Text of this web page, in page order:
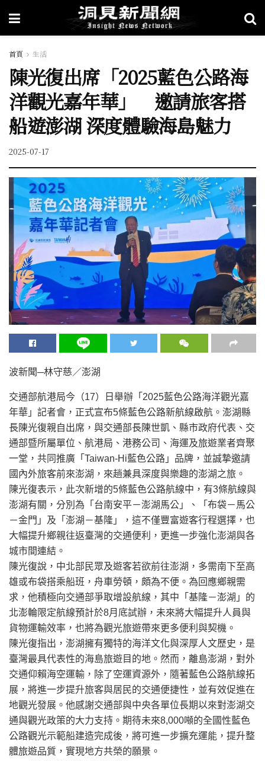
首頁 生活
陳光復出席「2025藍色公路海
洋觀光嘉年華」 邀請旅客搭
船遊澎湖 深度體驗海島魅力
2025-07-17
波新聞─林守慈／澎湖
交通部航港局今（17）日舉辦「2025藍色公路海洋觀光嘉
年華」記者會，正式宣布5條藍色公路新航線啟航。澎湖縣
長陳光復親自出席，與交通部長陳世凱、縣市政府代表、交
通部暨所屬單位、航港局、港務公司、海運及旅遊業者齊聚
一堂，共同推廣「Taiwan-Hi藍色公路」品牌，並誠摯邀請
國內外旅客前來澎湖，來趟兼具深度與樂趣的澎湖之旅。
陳光復表示，此次新增的5條藍色公路航線中，有3條航線與
澎湖有關，分別為「台南安平－澎湖馬公」、「布袋－馬公
－金門」及「澎湖－基隆」，這不僅豐富遊客行程選擇，也
大幅提升鄉親往返臺灣的交通便利，更進一步強化澎湖與各
城市間連結。
陳光復說，中北部民眾及遊客若欲前往澎湖，多需南下至高
雄或布袋搭乘船班，舟車勞頓，頗為不便。為回應鄉親需
求，他積極向交通部爭取增設航線，其中「基隆－澎湖」的
北澎輪限定航線預計於8月底試辦，未來將大幅提升人員與
貨物運輸效率，也將為觀光旅遊帶來更多便利與契機。
陳光復指出，澎湖擁有獨特的海洋文化與深厚人文歷史，是
臺灣最具代表性的海島旅遊目的地。然而，離島澎湖，對外
交通仰賴海空運輸，除了空運資源外，隨著藍色公路航線拓
展，將進一步提升旅客與居民的交通便捷性，並有效促進在
地觀光發展。他感謝交通部與中央各單位長期以來對澎湖交
通與觀光政策的大力支持。期待未來8,000噸的全國性藍色
公路觀光示範船建造完成後，將可進一步擴充運能，提升整
體旅遊品質，實現地方共榮的願景。